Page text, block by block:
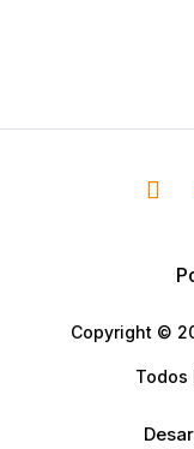
Copyright ©
Todos